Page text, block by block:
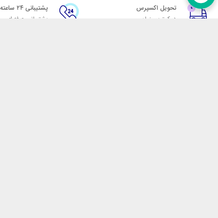
تحویل اکسپرس
در کمترین زمان
پشتیبانی ۲۴ ساعته
پشتیبانی حرفه ای